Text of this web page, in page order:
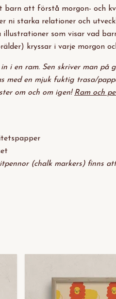
barn att förstå morgon- och
ni starka relationer och
illustrationer som visar vad
kryssar i varje morgon
i en ram. Sen skriver man på
med en mjuk fuktig trasa/
om och om igen! Ram och
(chalk markers) finns